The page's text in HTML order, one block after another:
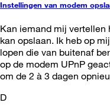
Instellingen van modem
Kan iemand mij vertellen
kan opslaan. Ik heb op
lopen die van buitenaf
op de modem UPnP
om de 2 à 3 dagen
D